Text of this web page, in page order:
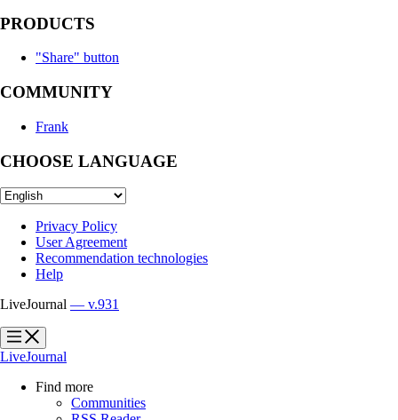
PRODUCTS
"Share" button
COMMUNITY
Frank
CHOOSE LANGUAGE
Privacy Policy
User Agreement
Recommendation technologies
Help
LiveJournal — v.931
?
?
LiveJournal
Find more
Communities